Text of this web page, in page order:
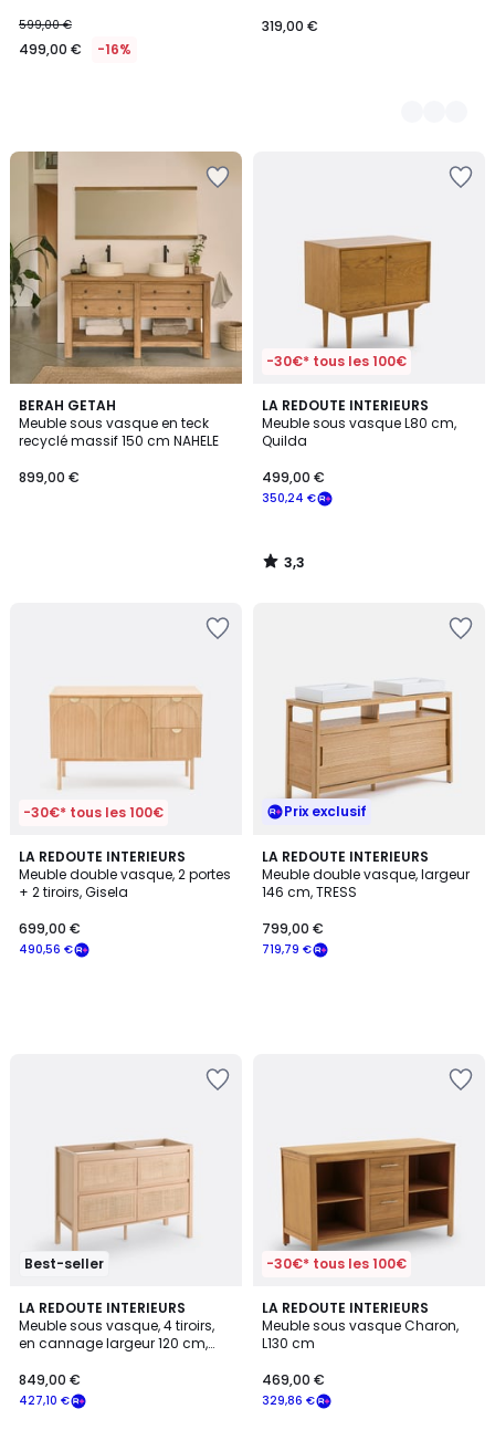
599,00 €
499,00 € -16%
319,00 €
BERAH GETAH
Meuble sous vasque en teck
recyclé massif 150 cm NAHELE
899,00 €
-30€* tous les 100€
LA REDOUTE INTERIEURS
Meuble sous vasque L80 cm,
Quilda
350,24 €
499,00 €
3,3
/ 5
3,3
/
-30€* tous les 100€
LA REDOUTE INTERIEURS
Meuble double vasque, 2 portes
+ 2 tiroirs, Gisela
490,56 €
699,00 €
Prix exclusif
LA REDOUTE INTERIEURS
Meuble double vasque, largeur
146 cm, TRESS
719,79 €
799,00 €
Best-seller
LA REDOUTE INTERIEURS
Meuble sous vasque, 4 tiroirs,
en cannage largeur 120 cm,
427,10 €
849,00 €
1
/
5
-30€* tous les 100€
LA REDOUTE INTERIEURS
Meuble sous vasque Charon,
L130 cm
329,86 €
469,00 €
3
/
5